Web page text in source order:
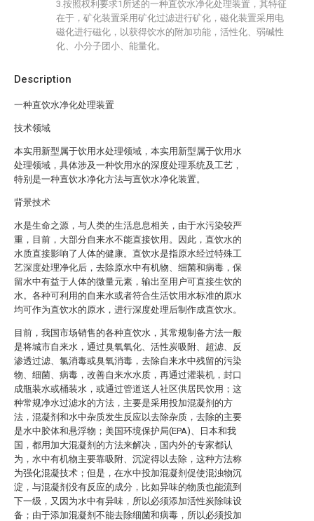
Description
一种直饮水净化处理装置
技术领域
本实用新型属于饮用水处理领域，本实用新型属于饮用水
处理领域，具体涉及一种饮用水的深度处理系统及工艺，
特别是一种直饮水净化方法与直饮水净化装置。
背景技术
水是生命之源，与人类的生活息息相关，由于水污染较严
重，目前，大部分自来水不能直接饮用。因此，直饮水的
水质直接影响了人体的健康。直饮水是指原水经过特殊工
艺深度处理净化后，去除原水中有机物、细菌和病毒，保
留水中有益于人体的微量元素，输出至用户可直接生饮的
水。各种可利用的自来水或者符合生活饮用水标准的原水
均可作为直饮水的原水，进行深度处理后制作成直饮水。
目前，我国市场销售的各种直饮水，其常规制备方法一般
是将城市自来水，通过臭氧氧化、活性炭吸附、超滤、反
渗透过滤、氯消毒或臭氧消毒，去除自来水中残留的污染
物、细菌、病毒，改善自来水水质，再通过灌装机，封口
成瓶装水或桶装水，或通过管道送人社区供居民饮用；这
种常规净水过滤水的方法，主要是采用投加混凝剂的方
法，混凝剂和水中杂质发生反应以去除杂质，去除的主要
是水中胶体和悬浮物；美国环境保护局(EPA)、日本和我
国，都用加大混凝剂的方法来解决，国内外的专家都认
为，水中有机物主要靠吸附、沉淀得以去除，这种方法称
为强化混凝技术；但是，在水中投加混凝剂促使混浊物沉
淀，与混凝剂没有反应的成分，比如异味的物质也能流到
下一级，又因为水中有异味，所以必须添加活性炭除味设
备；由于添加混凝剂不能去除细菌和病毒，所以必须投加
3.按照权利要求1所述的一种直饮水净化处理装置，其特征
在于，矿化装置采用矿化过滤进行矿化，磁化装置采用电
磁化进行磁化，以获得饮水的附加功能，活性化、弱碱性
化、小分子团小、能量化。